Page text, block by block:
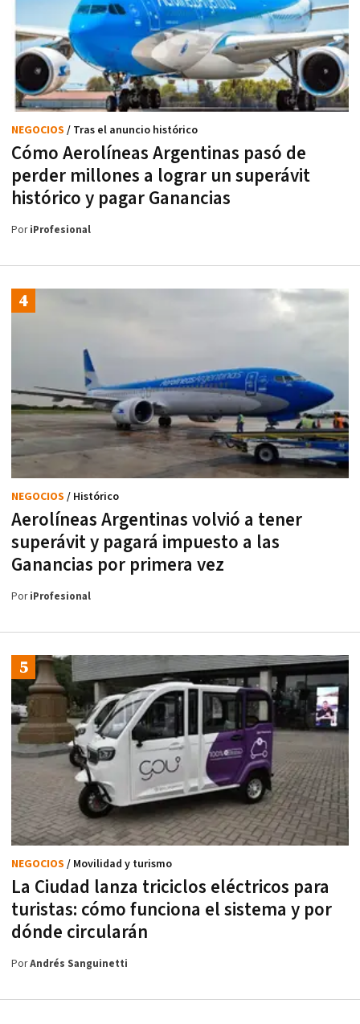
Cómo Aerolíneas Argentinas pasó de
perder millones a lograr un superávit
histórico y pagar Ganancias
NEGOCIOS / Tras el anuncio histórico
PoriProfesional
Aerolíneas Argentinas volvió a tener
superávit y pagará impuesto a las
Ganancias por primera vez
NEGOCIOS / Histórico
PoriProfesional
La Ciudad lanza triciclos eléctricos para
turistas: cómo funciona el sistema y por
dónde circularán
NEGOCIOS / Movilidad y turismo
PorAndrés Sanguinetti